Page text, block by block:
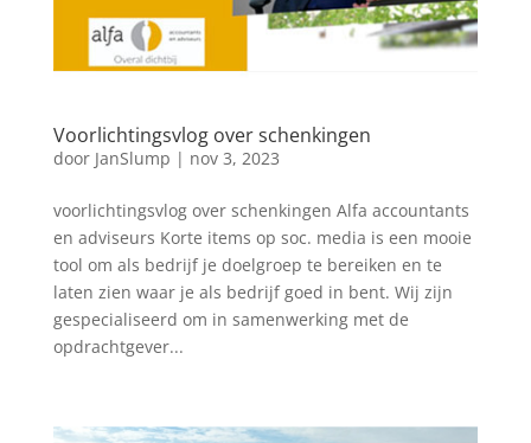
Voorlichtingsvlog over schenkingen
door JanSlump | nov 3, 2023
voorlichtingsvlog over schenkingen Alfa accountants
en adviseurs Korte items op soc. media is een mooie
tool om als bedrijf je doelgroep te bereiken en te
laten zien waar je als bedrijf goed in bent. Wij zijn
gespecialiseerd om in samenwerking met de
opdrachtgever...